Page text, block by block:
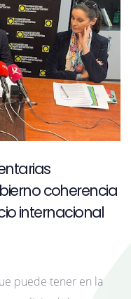
coherencia
internacional
puede tener en la